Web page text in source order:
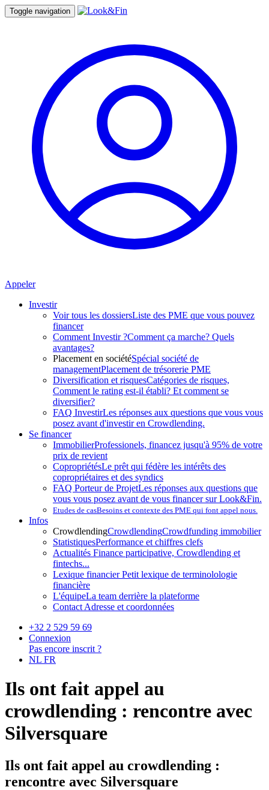
Toggle navigation
Appeler
Investir
Voir tous les dossiersListe des PME que vous pouvez
financer
Comment Investir ?Comment ça marche? Quels
avantages?
Placement en sociétéSpécial société de
managementPlacement de trésorerie PME
Diversification et risquesCatégories de risques,
Comment le rating est-il établi? Et comment se
diversifier?
FAQ InvestirLes réponses aux questions que vous vous
posez avant d'investir en Crowdlending.
Se financer
ImmobilierProfessionels, financez jusqu'à 95% de votre
prix de revient
CopropriétésLe prêt qui fédère les intérêts des
copropriétaires et des syndics
FAQ Porteur de ProjetLes réponses aux questions que
vous vous posez avant de vous financer sur Look&Fin.
Etudes de casBesoins et contexte des PME qui font appel nous.
Infos
CrowdlendingCrowdlendingCrowdfunding immobilier
StatistiquesPerformance et chiffres clefs
Actualités Finance participative, Crowdlending et
fintechs...
Lexique financierPetit lexique de terminolologie
financière
L'équipeLa team derrière la plateforme
Contact Adresse et coordonnées
+32 2 529 59 69
Connexion
Pas encore inscrit ?
NL FR
Ils ont fait appel au
crowdlending : rencontre avec
Silversquare
Ils ont fait appel au crowdlending :
rencontre avec Silversquare